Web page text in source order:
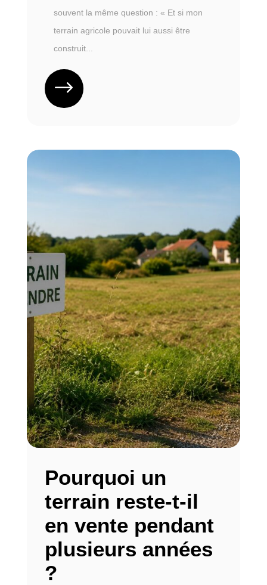
souvent la même question : « Et si mon
terrain agricole pouvait lui aussi être
construit...
Pourquoi un
terrain reste-t-il
en vente pendant
plusieurs années
?